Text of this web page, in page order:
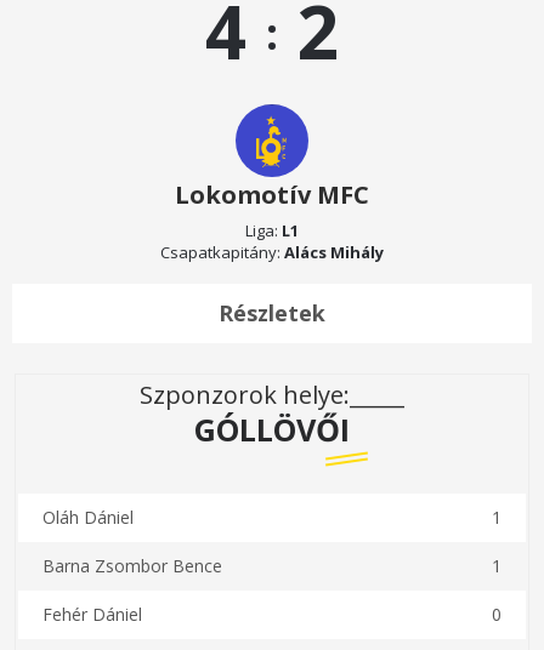
4 : 2
Lokomotív MFC
Liga: L1
Csapatkapitány: Alács Mihály
Részletek
Szponzorok helye:_____
GÓLLÖVŐI
Oláh Dániel 1
Barna Zsombor Bence 1
Fehér Dániel 0